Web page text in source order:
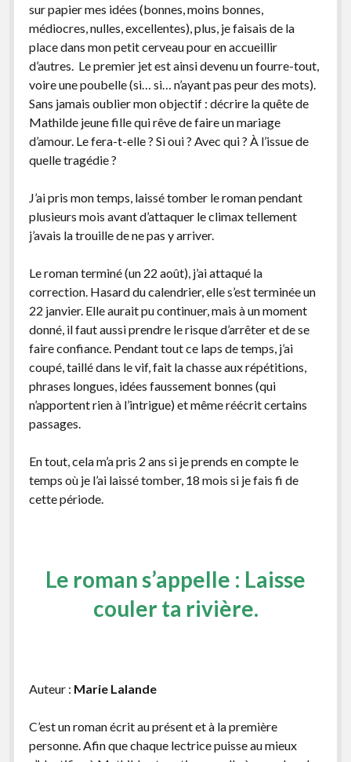
sur papier mes idées (bonnes, moins bonnes,
médiocres, nulles, excellentes), plus, je faisais de la
place dans mon petit cerveau pour en accueillir
d’autres. Le premier jet est ainsi devenu un fourre-tout,
voire une poubelle (si… si… n’ayant pas peur des mots).
Sans jamais oublier mon objectif : décrire la quête de
Mathilde jeune fille qui rêve de faire un mariage
d’amour. Le fera-t-elle ? Si oui ? Avec qui ? À l’issue de
quelle tragédie ?
J’ai pris mon temps, laissé tomber le roman pendant
plusieurs mois avant d’attaquer le climax tellement
j’avais la trouille de ne pas y arriver.
Le roman terminé (un 22 août), j’ai attaqué la
correction. Hasard du calendrier, elle s’est terminée un
22 janvier. Elle aurait pu continuer, mais à un moment
donné, il faut aussi prendre le risque d’arrêter et de se
faire confiance. Pendant tout ce laps de temps, j’ai
coupé, taillé dans le vif, fait la chasse aux répétitions,
phrases longues, idées faussement bonnes (qui
n’apportent rien à l’intrigue) et même réécrit certains
passages.
En tout, cela m’a pris 2 ans si je prends en compte le
temps où je l’ai laissé tomber, 18 mois si je fais fi de
cette période.
Le roman s’appelle : Laisse
couler ta rivière.
Auteur : Marie Lalande
C’est un roman écrit au présent et à la première
personne. Afin que chaque lectrice puisse au mieux